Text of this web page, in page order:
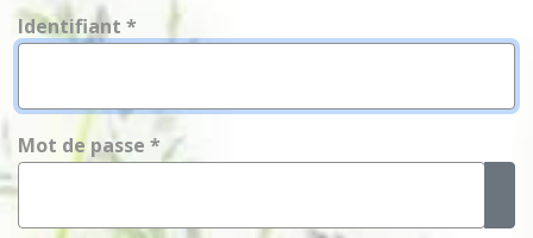
Identifiant *
Mot de passe *